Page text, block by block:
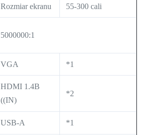
Rozmiar ekranu 55-300 cali
5000000:1
VGA *1
HDMI 1.4B
((IN)
*2
USB-A *1